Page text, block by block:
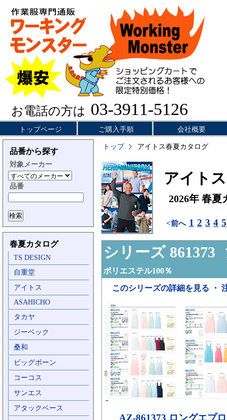
お電話の方は 03-3911-5126
トップページ ご購入手順 会社概要
品番から探す
対象メーカー
品番
春夏カタログ
TS DESIGN
自重堂
アイトス
ASAHICHO
タカヤ
ジーベック
桑和
ビッグボーン
コーコス
サンエス
アタックベース
トップ アイトス春夏カタログ
アイト
2026年 春夏
<前へ 1 2 3 4 5
シリーズ 861373
ポリエステル100％
このシリーズの詳細を見る ・
AZ-861373 ロングエプ